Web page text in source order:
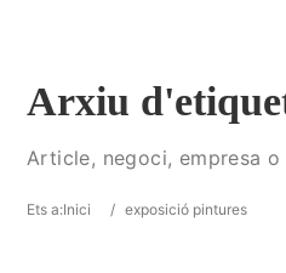
Arxiu
Article, negoci, empresa o
Ets a:Inici / exposició pintures